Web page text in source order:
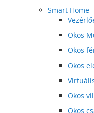
Smart Home
Okos
Okos
Okos
Okos
Okos